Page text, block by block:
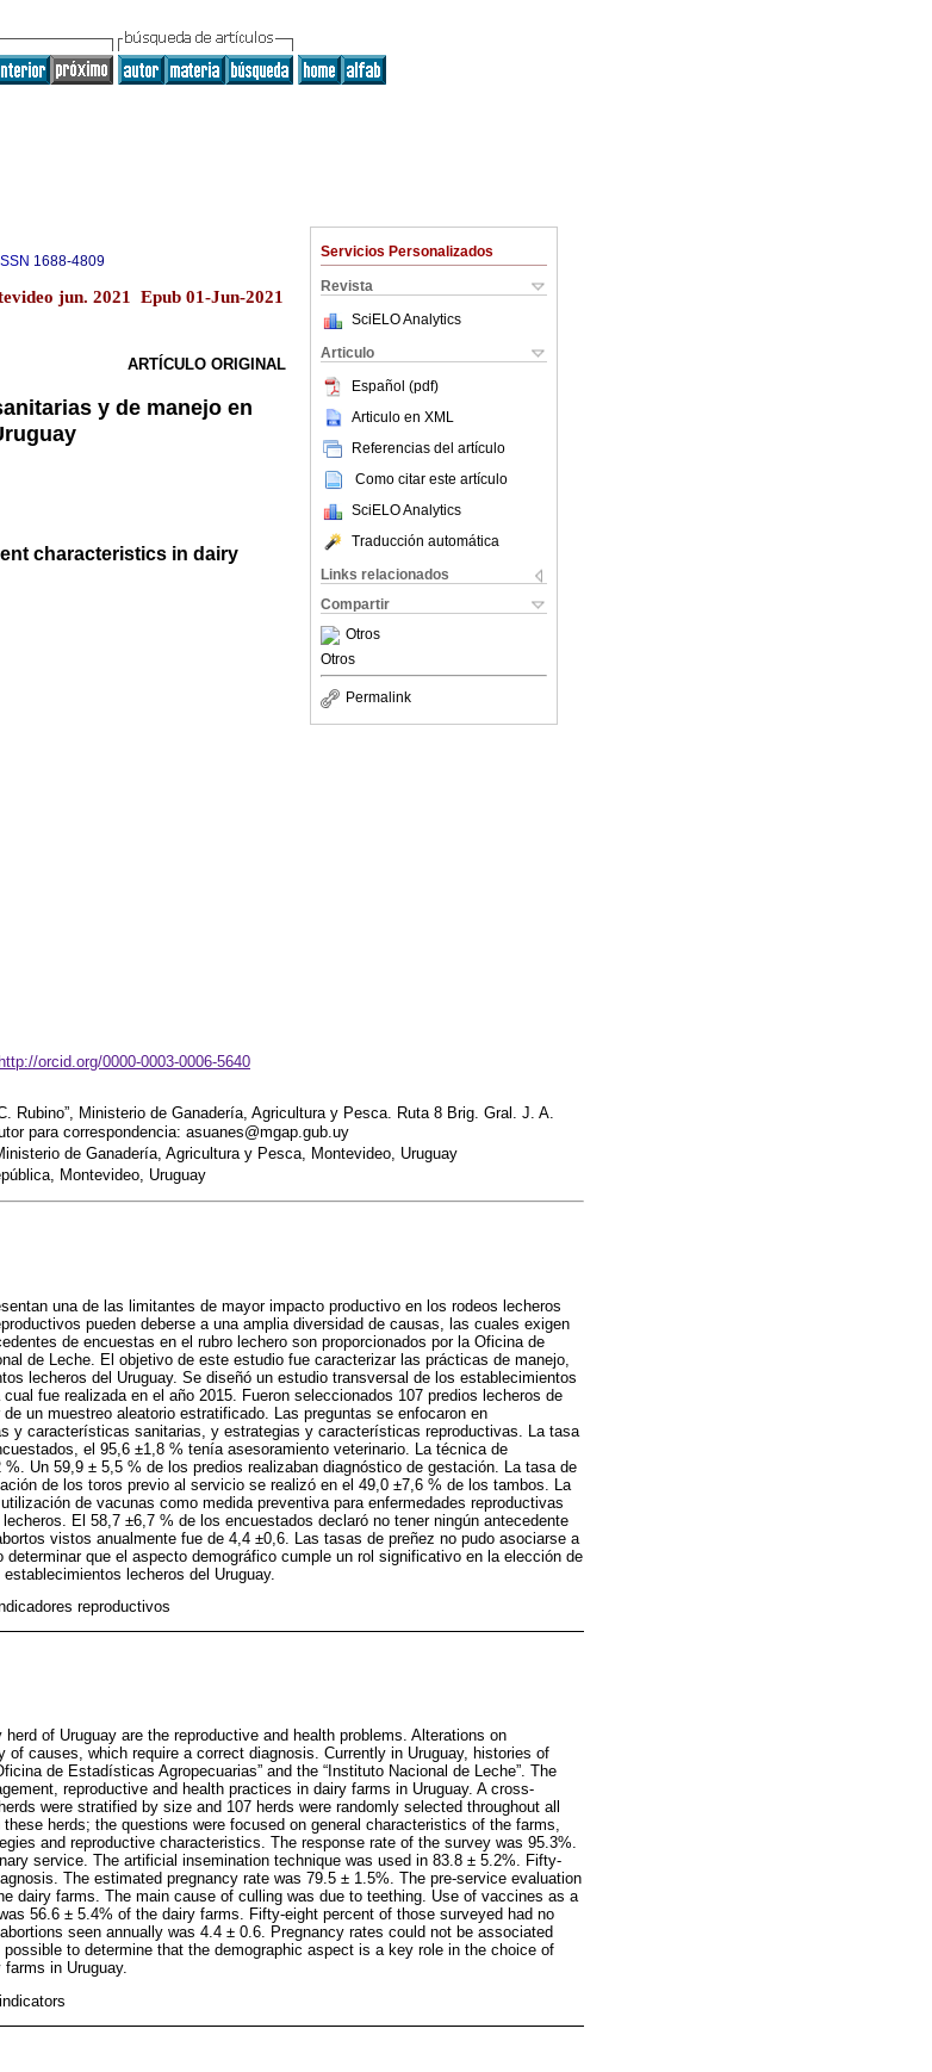
Servicios Personalizados
Revista
SciELO Analytics
Articulo
Español (pdf)
Articulo en XML
Referencias del artículo
Como citar este artículo
SciELO Analytics
Traducción automática
Links relacionados
Compartir
Otros
Otros
Permalink
ISSN 1688-4809
jun. 2021 Epub 01-Jun-2021
ARTÍCULO ORIGINAL
y de manejo en
characteristics in dairy
http://orcid.org/0000-0003-0006-5640
Rubino”, Ministerio de Ganadería, Agricultura y Pesca. Ruta 8 Brig. Gral. J. A.
para correspondencia: asuanes@mgap.gub.uy
de Ganadería, Agricultura y Pesca, Montevideo, Uruguay
Montevideo, Uruguay
una de las limitantes de mayor impacto productivo en los rodeos lecheros
pueden deberse a una amplia diversidad de causas, las cuales exigen
de encuestas en el rubro lechero son proporcionados por la Oficina de
de Leche. El objetivo de este estudio fue caracterizar las prácticas de manejo,
lecheros del Uruguay. Se diseñó un estudio transversal de los establecimientos
fue realizada en el año 2015. Fueron seleccionados 107 predios lecheros de
un muestreo aleatorio estratificado. Las preguntas se enfocaron en
y características sanitarias, y estrategias y características reproductivas. La tasa
el 95,6 ±1,8 % tenía asesoramiento veterinario. La técnica de
Un 59,9 ± 5,5 % de los predios realizaban diagnóstico de gestación. La tasa de
de los toros previo al servicio se realizó en el 49,0 ±7,6 % de los tambos. La
de vacunas como medida preventiva para enfermedades reproductivas
El 58,7 ±6,7 % de los encuestados declaró no tener ningún antecedente
vistos anualmente fue de 4,4 ±0,6. Las tasas de preñez no pudo asociarse a
que el aspecto demográfico cumple un rol significativo en la elección de
lecheros del Uruguay.
reproductivos
of Uruguay are the reproductive and health problems. Alterations on
causes, which require a correct diagnosis. Currently in Uruguay, histories of
de Estadísticas Agropecuarias” and the “Instituto Nacional de Leche”. The
reproductive and health practices in dairy farms in Uruguay. A cross-
were stratified by size and 107 herds were randomly selected throughout all
herds; the questions were focused on general characteristics of the farms,
and reproductive characteristics. The response rate of the survey was 95.3%.
service. The artificial insemination technique was used in 83.8 ± 5.2%. Fifty-
The estimated pregnancy rate was 79.5 ± 1.5%. The pre-service evaluation
dairy farms. The main cause of culling was due to teething. Use of vaccines as a
56.6 ± 5.4% of the dairy farms. Fifty-eight percent of those surveyed had no
seen annually was 4.4 ± 0.6. Pregnancy rates could not be associated
to determine that the demographic aspect is a key role in the choice of
in Uruguay.